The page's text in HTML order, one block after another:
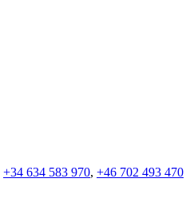
+34 634 583 970, +46 702 493 470